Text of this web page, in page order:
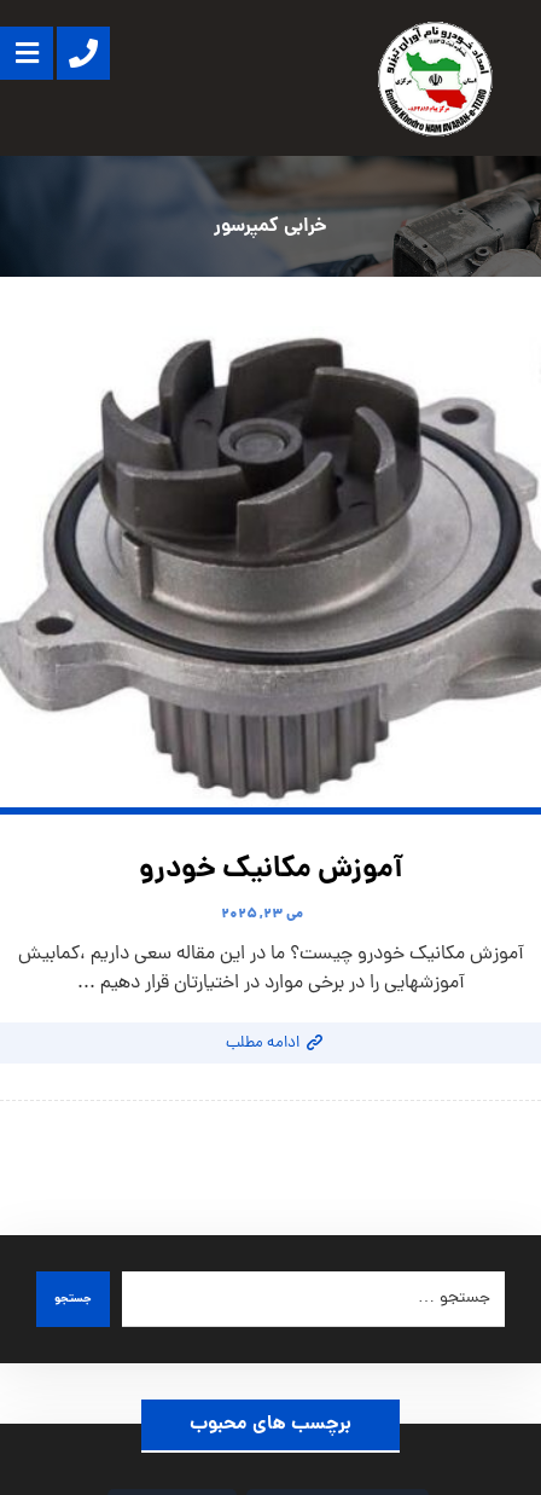
خرابی کمپرسور
آموزش مکانیک خودرو
می ۲۳, ۲۰۲۵
آموزش مکانیک خودرو چیست؟ ما در این مقاله سعی داریم ،کمابیش
آموزشهایی را در برخی موارد در اختیارتان قرار دهیم ...
ادامه مطلب
جستجو
برچسب های محبوب